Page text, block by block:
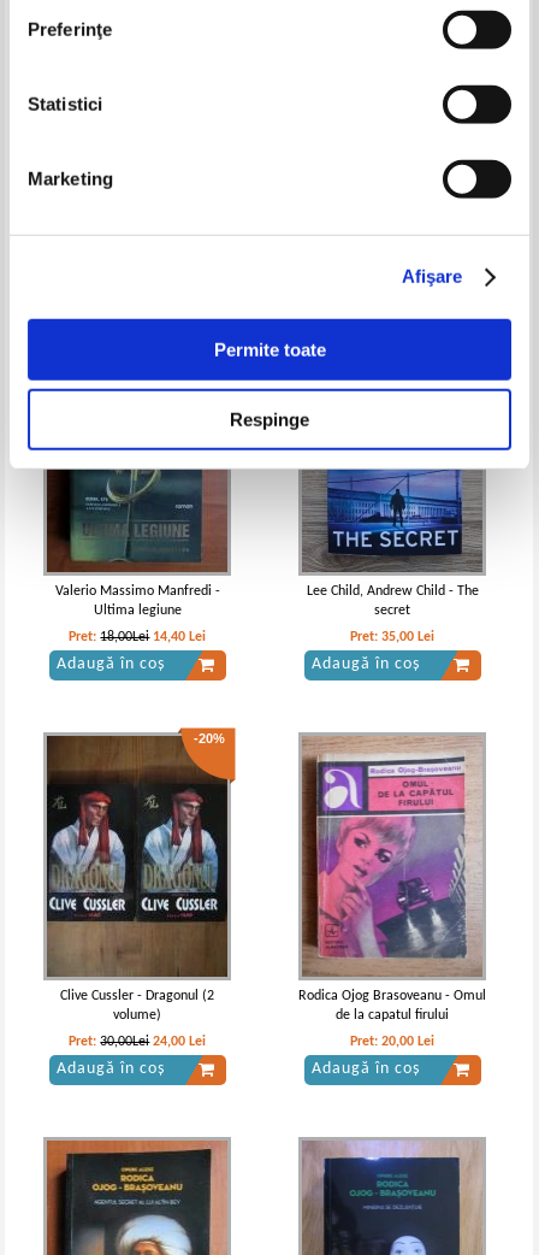
Preferinţe
Statistici
Marketing
Afişare
Permite toate
Respinge
James Patterson - Private. The
Pret:28,00Lei 16,80 Lei
John Saul - Prezenta
Pret:23,00 Lei
Valerio Massimo Manfredi -
Ultima legiune
Pret:18,00Lei 14,40 Lei
Adaugă în coș
Lee Child, Andrew Child - The
secret
Pret:35,00 Lei
Adaugă în coș
-20%
Clive Cussler - Dragonul (2
volume)
Pret:30,00Lei 24,00 Lei
Adaugă în coș
Rodica Ojog Brasoveanu - Omul
de la capatul firului
Pret:20,00 Lei
Adaugă în coș